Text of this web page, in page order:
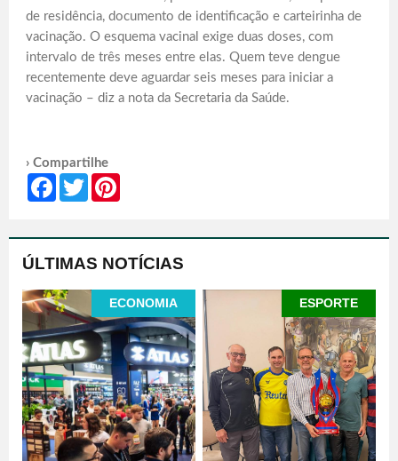
de residência, documento de identificação e carteirinha de
vacinação. O esquema vacinal exige duas doses, com
intervalo de três meses entre elas. Quem teve dengue
recentemente deve aguardar seis meses para iniciar a
vacinação – diz a nota da Secretaria da Saúde.
› Compartilhe
Facebook
Twitter
ÚLTIMAS NOTÍCIAS
ECONOMIA ESPORTE